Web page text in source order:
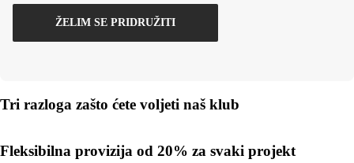
ŽELIM SE PRIDRUŽITI
Tri razloga zašto ćete voljeti naš klub
Fleksibilna provizija od 20% za svaki projekt